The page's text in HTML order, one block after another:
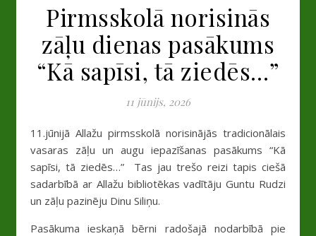
Pirmsskolā norisinās
zāļu dienas pasākums
“Kā sapīsi, tā ziedēs…”
11 jūnijs, 2026
11.jūnijā Allažu pirmsskolā norisinājās tradicionālais
vasaras zāļu un augu iepazīšanas pasākums “Kā
sapīsi, tā ziedēs…” Tas jau trešo reizi tapis ciešā
sadarbībā ar Allažu bibliotēkas vadītāju Guntu Rudzi
un zāļu pazinēju Dinu Siliņu.
Pasākuma ieskaņā bērni radošajā nodarbībā pie